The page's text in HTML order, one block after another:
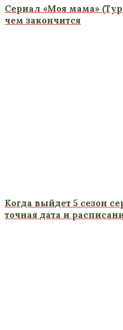
Сериал «Моя мама»
чем закончится
Когда выйдет 5 сезон
точная дата и